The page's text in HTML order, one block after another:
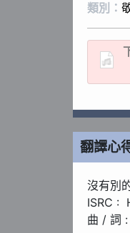
類別：
翻譯心
沒有別
ISRC :
曲 / 詞